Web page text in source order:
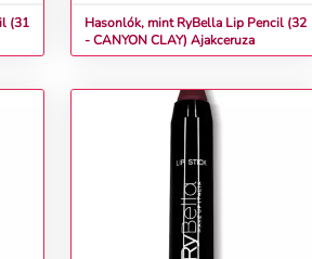
(31
Hasonlók, mint RyBella Lip Pencil (32
- CANYON CLAY) Ajakceruza